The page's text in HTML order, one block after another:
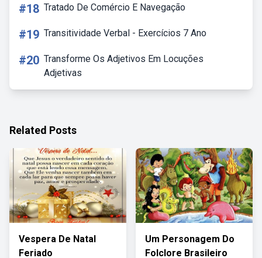
#18 Tratado De Comércio E Navegação
#19 Transitividade Verbal - Exercícios 7 Ano
#20 Transforme Os Adjetivos Em Locuções
Adjetivas
Related Posts
Vespera De Natal
Feriado
Um Personagem Do
Folclore Brasileiro